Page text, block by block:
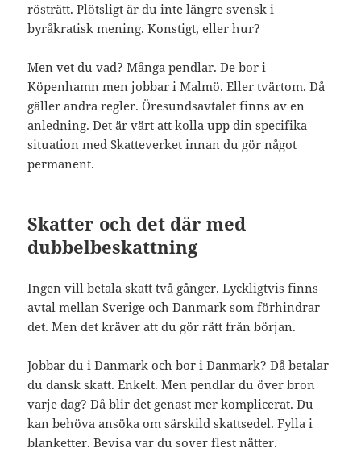
rösträtt. Plötsligt är du inte längre svensk i
byråkratisk mening. Konstigt, eller hur?
Men vet du vad? Många pendlar. De bor i
Köpenhamn men jobbar i Malmö. Eller tvärtom. Då
gäller andra regler. Öresundsavtalet finns av en
anledning. Det är värt att kolla upp din specifika
situation med Skatteverket innan du gör något
permanent.
Skatter och det där med
dubbelbeskattning
Ingen vill betala skatt två gånger. Lyckligtvis finns
avtal mellan Sverige och Danmark som förhindrar
det. Men det kräver att du gör rätt från början.
Jobbar du i Danmark och bor i Danmark? Då betalar
du dansk skatt. Enkelt. Men pendlar du över bron
varje dag? Då blir det genast mer komplicerat. Du
kan behöva ansöka om särskild skattsedel. Fylla i
blanketter. Bevisa var du sover flest nätter.